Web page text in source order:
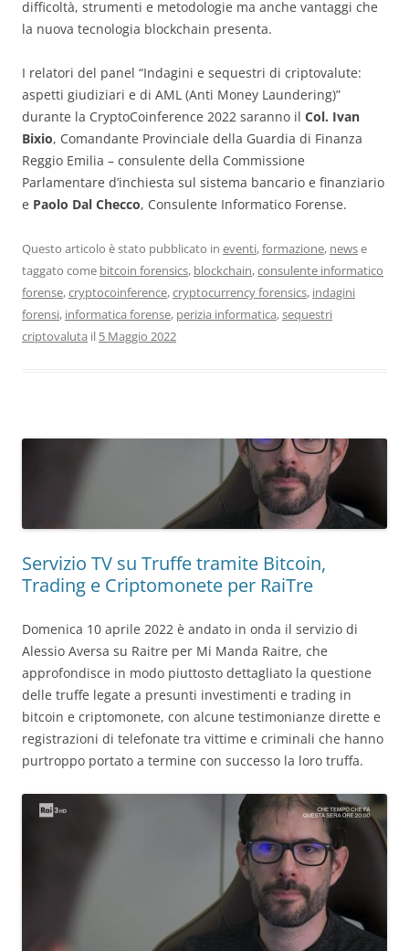
difficoltà, strumenti e metodologie ma anche vantaggi che
la nuova tecnologia blockchain presenta.
I relatori del panel “Indagini e sequestri di criptovalute:
aspetti giudiziari e di AML (Anti Money Laundering)”
durante la CryptoCoinference 2022 saranno il Col. Ivan
Bixio, Comandante Provinciale della Guardia di Finanza
Reggio Emilia – consulente della Commissione
Parlamentare d’inchiesta sul sistema bancario e finanziario
e Paolo Dal Checco, Consulente Informatico Forense.
Questo articolo è stato pubblicato in eventi,formazione, newse
taggato come bitcoin forensics, blockchain,consulente informatico
forense,cryptocoinference,cryptocurrency forensics, indagini
forensi, informatica forense, perizia informatica,sequestri
criptovaluta il 5 Maggio 2022
Servizio TV su Truffe tramite Bitcoin,
Trading e Criptomonete per RaiTre
Domenica 10 aprile 2022 è andato in onda il servizio di
Alessio Aversa su Raitre per Mi Manda Raitre, che
approfondisce in modo piuttosto dettagliato la questione
delle truffe legate a presunti investimenti e trading in
bitcoin e criptomonete, con alcune testimonianze dirette e
registrazioni di telefonate tra vittime e criminali che hanno
purtroppo portato a termine con successo la loro truffa.